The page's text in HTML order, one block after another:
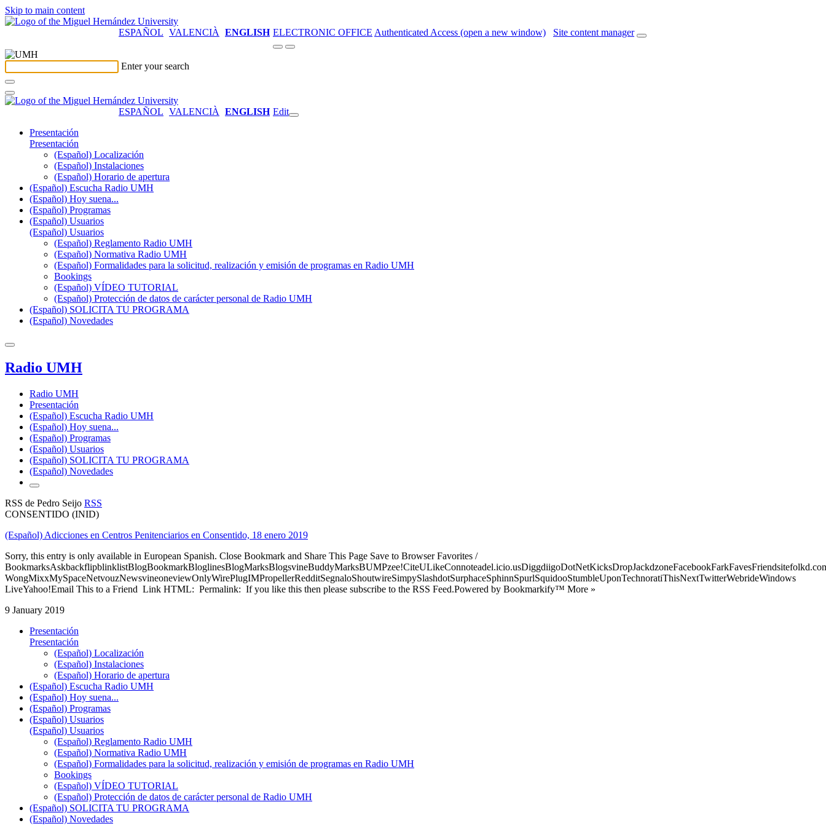
Skip to main content
ESPAÑOL VALENCIÀ ENGLISH ELECTRONIC OFFICE Authenticated Access (open a new window) Site content manager
Enter your search
ESPAÑOL VALENCIÀ ENGLISH Edit
Presentación
Presentación
(Español) Localización
(Español) Instalaciones
(Español) Horario de apertura
(Español) Escucha Radio UMH
(Español) Hoy suena...
(Español) Programas
(Español) Usuarios
(Español) Usuarios
(Español) Reglamento Radio UMH
(Español) Normativa Radio UMH
(Español) Formalidades para la solicitud, realización y emisión de programas en Radio UMH
Bookings
(Español) VÍDEO TUTORIAL
(Español) Protección de datos de carácter personal de Radio UMH
(Español) SOLICITA TU PROGRAMA
(Español) Novedades
Radio UMH
Radio UMH
Presentación
(Español) Escucha Radio UMH
(Español) Hoy suena...
(Español) Programas
(Español) Usuarios
(Español) SOLICITA TU PROGRAMA
(Español) Novedades
RSS de Pedro Seijo RSS
CONSENTIDO (INID)
(Español) Adicciones en Centros Penitenciarios en Consentido, 18 enero 2019
Sorry, this entry is only available in European Spanish. Close Bookmark and Share This Page Save to Browser Favorites /
WongMixxMySpaceNetvouzNewsvineoneviewOnlyWirePlugIMPropellerRedditSegnaloShoutwireSimpySlashdotSurphaceSphinnSpurlSquidooStumbleUponTechnoratiThisNextTwitterWebrideWindows
LiveYahoo!Email This to a Friend Link HTML: Permalink: If you like this then please subscribe to the RSS Feed.Powered by Bookmarkify™ More »
9 January 2019
Presentación
Presentación
(Español) Localización
(Español) Instalaciones
(Español) Horario de apertura
(Español) Escucha Radio UMH
(Español) Hoy suena...
(Español) Programas
(Español) Usuarios
(Español) Usuarios
(Español) Reglamento Radio UMH
(Español) Normativa Radio UMH
(Español) Formalidades para la solicitud, realización y emisión de programas en Radio UMH
Bookings
(Español) VÍDEO TUTORIAL
(Español) Protección de datos de carácter personal de Radio UMH
(Español) SOLICITA TU PROGRAMA
(Español) Novedades